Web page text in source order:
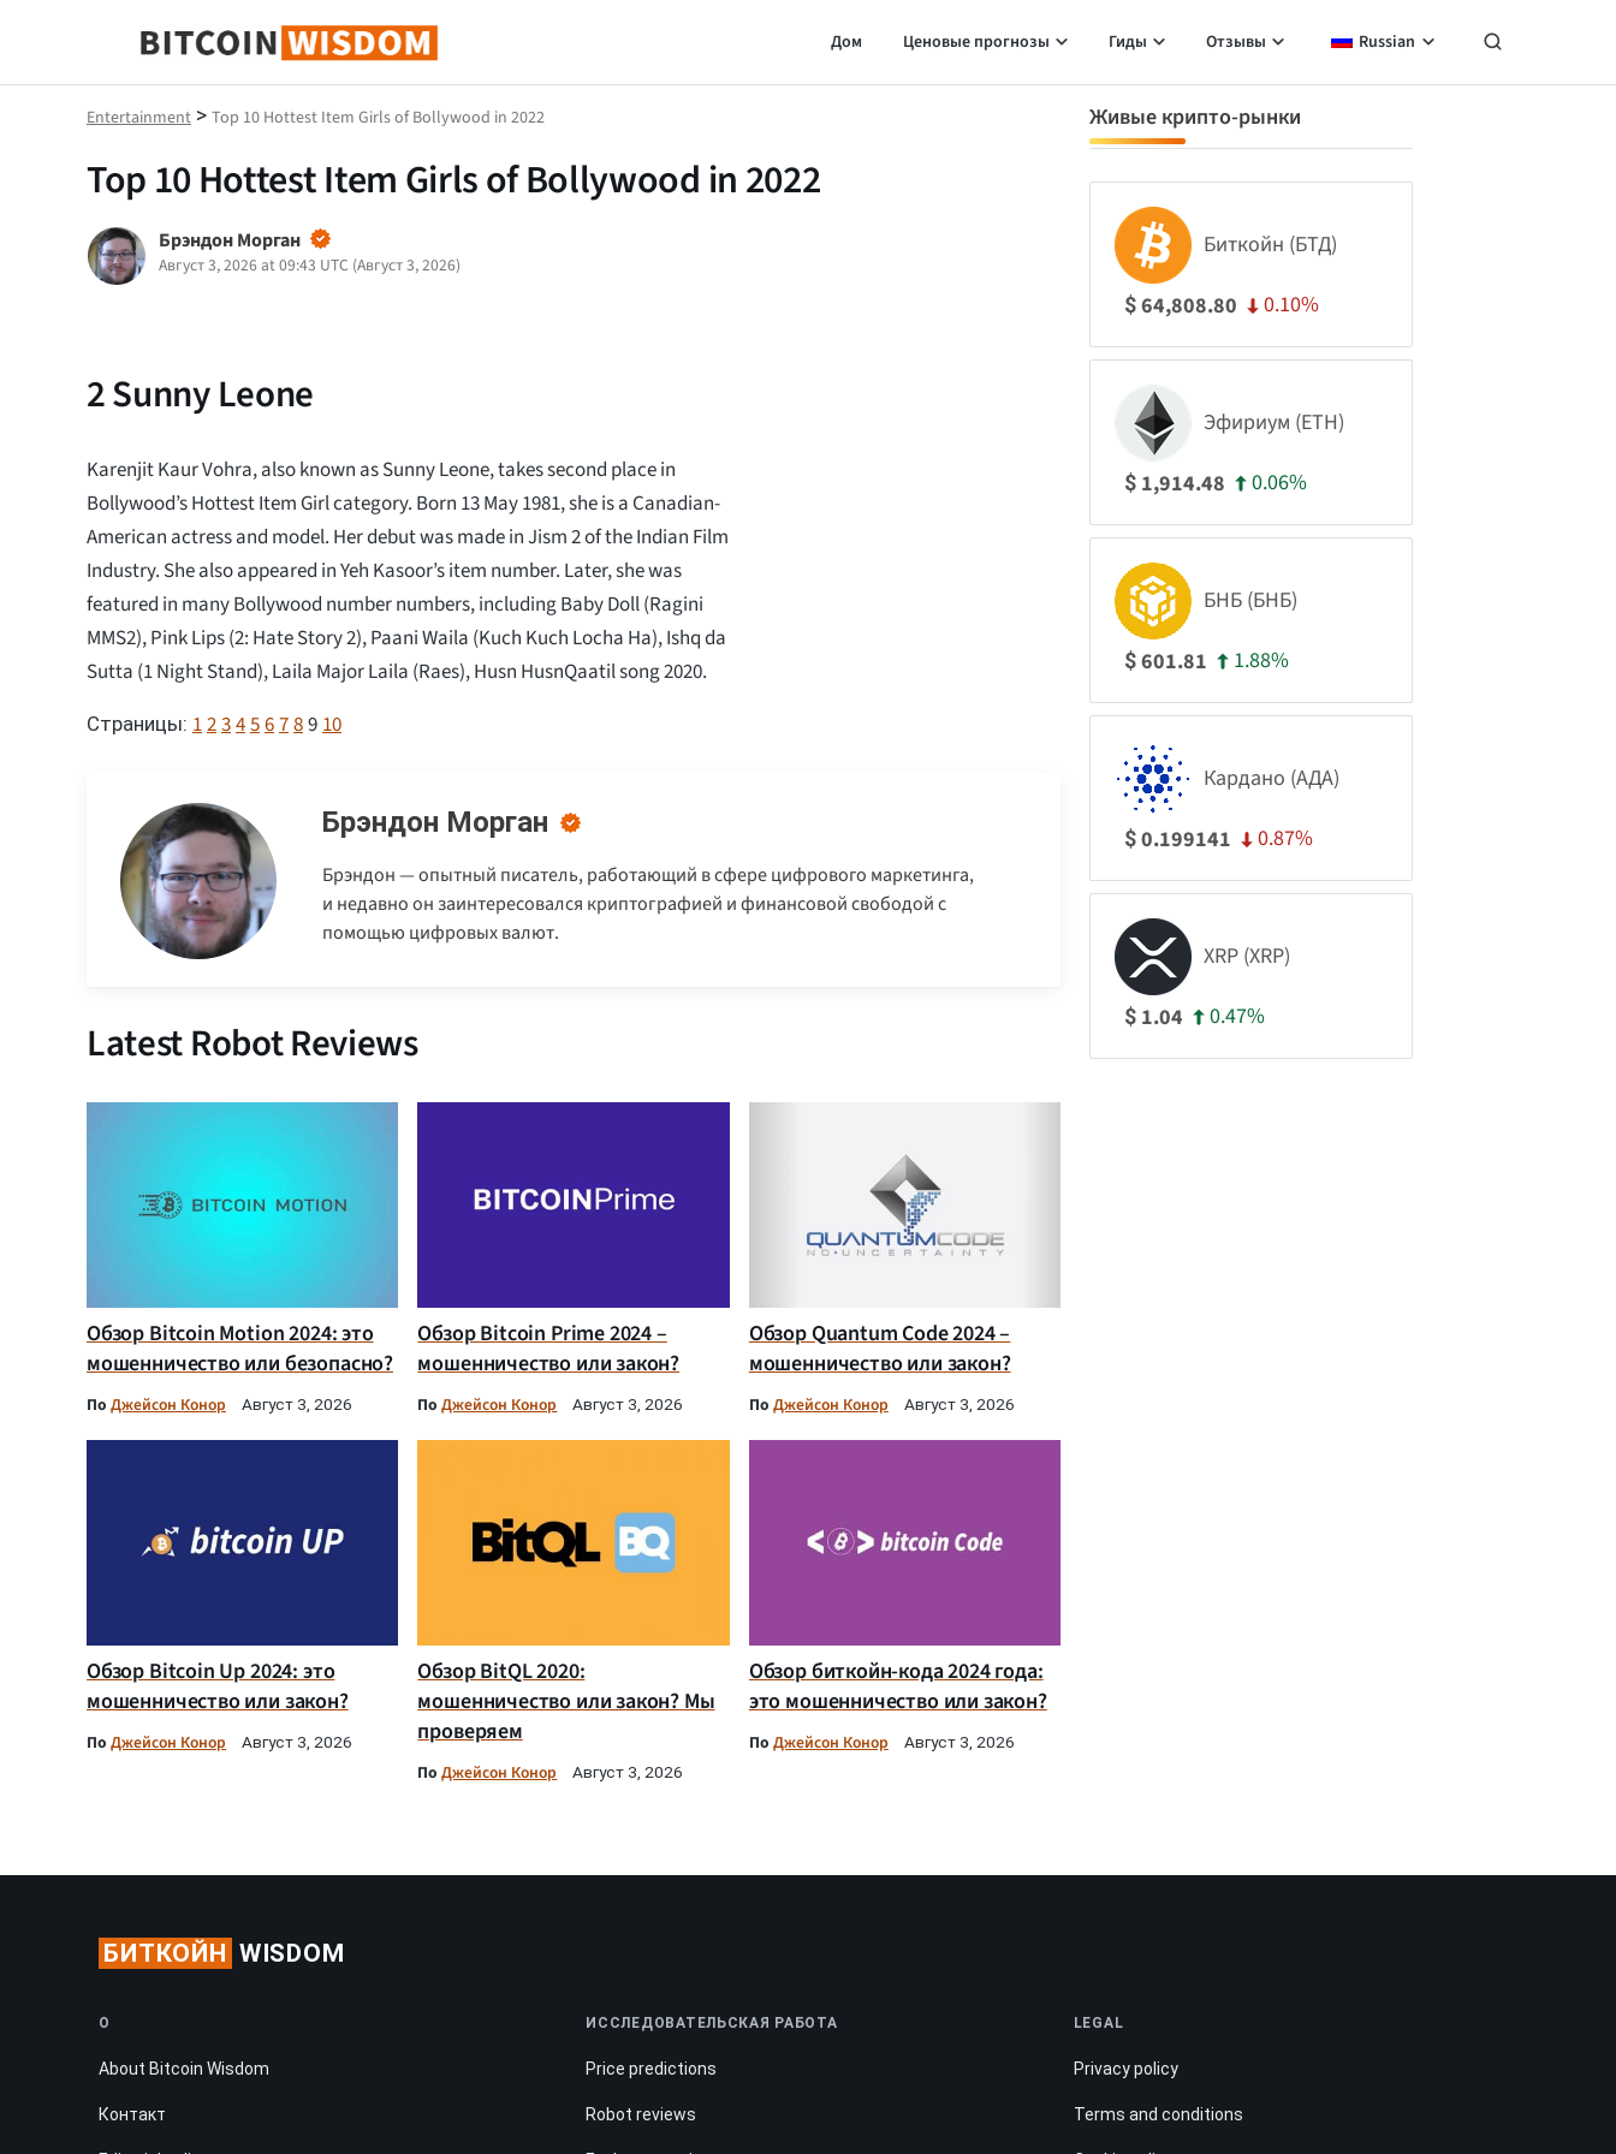
Биткойн Мудрость
Дом Ценовые прогнозы Гиды Отзывы Russian
Entertainment > Top 10 Hottest Item Girls of Bollywood in 2022
Top 10 Hottest Item Girls of Bollywood in 2022
Брэндон Морган
Август 3, 2026 at 09:43 UTC (Август 3, 2026)
2Sunny Leone
Karenjit Kaur Vohra, also known as Sunny Leone, takes second place in
Bollywood’s Hottest Item Girl category. Born 13 May 1981, she is a Canadian-
American actress and model. Her debut was made in Jism 2 of the Indian Film
Industry. She also appeared in Yeh Kasoor’s item number. Later, she was
featured in many Bollywood number numbers, including Baby Doll (Ragini
MMS2), Pink Lips (2: Hate Story 2), Paani Waila (Kuch Kuch Locha Ha), Ishq da
Sutta (1 Night Stand), Laila Major Laila (Raes), Husn HusnQaatil song 2020.
Страницы: 12345678910
Брэндон Морган
Брэндон — опытный писатель, работающий в сфере цифрового маркетинга,
и недавно он заинтересовался криптографией и финансовой свободой с
помощью цифровых валют.
Latest Robot Reviews
Обзор Bitcoin Motion 2024: это
мошенничество или безопасно?
По Джейсон Конор Август 3, 2026
Обзор Bitcoin Prime 2024 –
мошенничество или закон?
ПоДжейсон Конор Август 3, 2026
Обзор Quantum Code 2024 –
мошенничество или закон?
По Джейсон Конор Август 3, 2026
Обзор Bitcoin Up 2024: это
мошенничество или закон?
По Джейсон Конор Август 3, 2026
Обзор BitQL 2020:
мошенничество или закон? Мы
проверяем
ПоДжейсон Конор Август 3, 2026
Обзор биткойн-кода 2024 года:
это мошенничество или закон?
По Джейсон Конор Август 3, 2026
Живые крипто-рынки
Биткойн (БТД)
$64,808.80 0.10%
Эфириум (ETH)
$ 1,914.48 0.06%
БНБ (БНБ)
$601.81 1.88%
Кардано (АДА)
$0.199141 0.87%
XRP (XRP)
$ 1.04 0.47%
БИТКОЙН WISDOM
О
About Bitcoin Wisdom
Контакт
ИССЛЕДОВАТЕЛЬСКАЯ РАБОТА
Price predictions
Robot reviews
LEGAL
Privacy policy
Terms and conditions